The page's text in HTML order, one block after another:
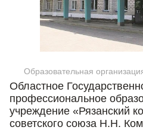
Образовательная
Областное
профессиональное
учреждение «Рязанский
советского союза Н.Н.